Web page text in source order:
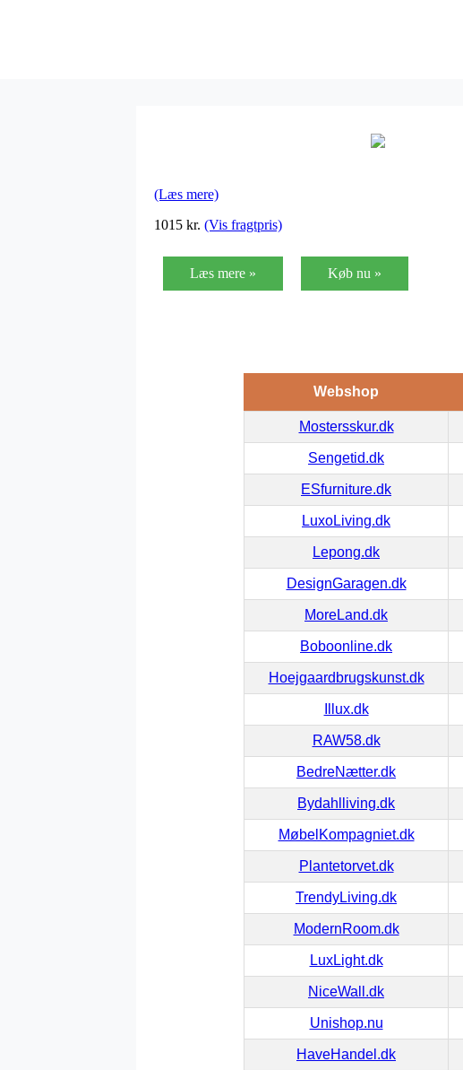
(Læs mere)
1015 kr. (Vis fragtpris)
Læs mere » Køb nu »
Webshop
Mostersskur.dk
Sengetid.dk
ESfurniture.dk
LuxoLiving.dk
Lepong.dk
DesignGaragen.dk
MoreLand.dk
Boboonline.dk
Hoejgaardbrugskunst.dk
Illux.dk
RAW58.dk
BedreNætter.dk
Bydahlliving.dk
MøbelKompagniet.dk
Plantetorvet.dk
TrendyLiving.dk
ModernRoom.dk
LuxLight.dk
NiceWall.dk
Unishop.nu
HaveHandel.dk